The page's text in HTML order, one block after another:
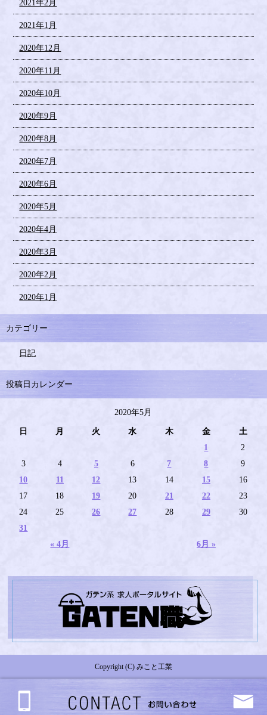
2021年2月
2021年1月
2020年12月
2020年11月
2020年10月
2020年9月
2020年8月
2020年7月
2020年6月
2020年5月
2020年4月
2020年3月
2020年2月
2020年1月
カテゴリー
日記
投稿日カレンダー
2020年5月
日 月 火 水 木 金 土
« 4月 6月 »
1
2
3
4 5 6 7 8
9
10
11 12 13 14 15
16
17
18 19 20 21 22
23
24
25 26 27 28 29
30
31
Copyright (C) みこと工業